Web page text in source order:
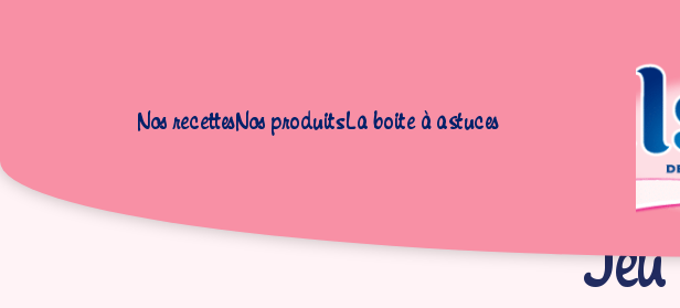
Nos recettesNos produitsLa boite à astuces